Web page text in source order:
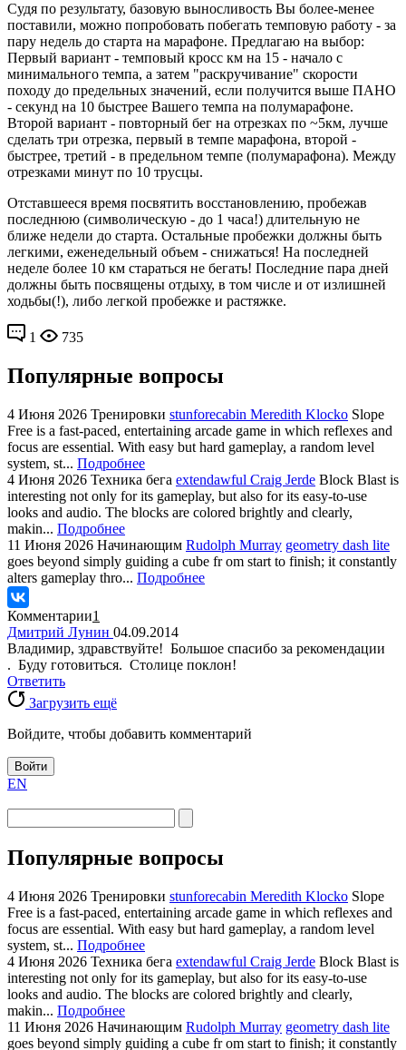
Судя по результату, базовую выносливость Вы более-менее
поставили, можно попробовать побегать темповую работу - за
пару недель до старта на марафоне. Предлагаю на выбор:
Первый вариант - темповый кросс км на 15 - начало с
минимального темпа, а затем "раскручивание" скорости
походу до предельных значений, если получится выше ПАНО
- секунд на 10 быстрее Вашего темпа на полумарафоне.
Второй вариант - повторный бег на отрезках по ~5км, лучше
сделать три отрезка, первый в темпе марафона, второй -
быстрее, третий - в предельном темпе (полумарафона). Между
отрезками минут по 10 трусцы.
Отставшееся время посвятить восстановлению, пробежав
последнюю (символическую - до 1 часа!) длительную не
ближе недели до старта. Остальные пробежки должны быть
легкими, еженедельный объем - снижаться! На последней
неделе более 10 км стараться не бегать! Последние пара дней
должны быть посвящены отдыху, в том числе и от излишней
ходьбы(!), либо легкой пробежке и растяжке.
1 735
Популярные вопросы
4 Июня 2026 Тренировки stunforecabin Meredith Klocko Slope
Free is a fast-paced, entertaining arcade game in which reflexes and
focus are essential. With easy but hard gameplay, a random level
system, st... Подробнее
4 Июня 2026 Техника бега extendawful Craig Jerde Block Blast is
interesting not only for its gameplay, but also for its easy-to-use
looks and audio. The blocks are colored brightly and clearly,
makin... Подробнее
11 Июня 2026 Начинающим Rudolph Murray geometry dash lite
goes beyond simply guiding a cube fr om start to finish; it constantly
alters gameplay thro... Подробнее
Комментарии1
Дмитрий Лунин 04.09.2014
Владимир, здравствуйте! Большое спасибо за рекомендации
. Буду готовиться. Столице поклон!
Ответить
Загрузить ещё
Войдите, чтобы добавить комментарий
Войти
EN
Популярные вопросы
4 Июня 2026 Тренировки stunforecabin Meredith Klocko Slope
Free is a fast-paced, entertaining arcade game in which reflexes and
focus are essential. With easy but hard gameplay, a random level
system, st... Подробнее
4 Июня 2026 Техника бега extendawful Craig Jerde Block Blast is
interesting not only for its gameplay, but also for its easy-to-use
looks and audio. The blocks are colored brightly and clearly,
makin... Подробнее
11 Июня 2026 Начинающим Rudolph Murray geometry dash lite
goes beyond simply guiding a cube fr om start to finish; it constantly